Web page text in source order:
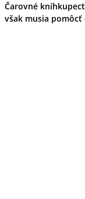
Čarovné
však musia